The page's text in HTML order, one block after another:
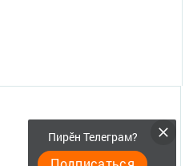
Пирӗн Телеграм?